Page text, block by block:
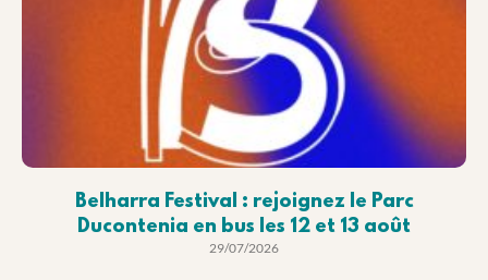
Belharra Festival : rejoignez le Parc
Ducontenia en bus les 12 et 13 août
29/07/2026